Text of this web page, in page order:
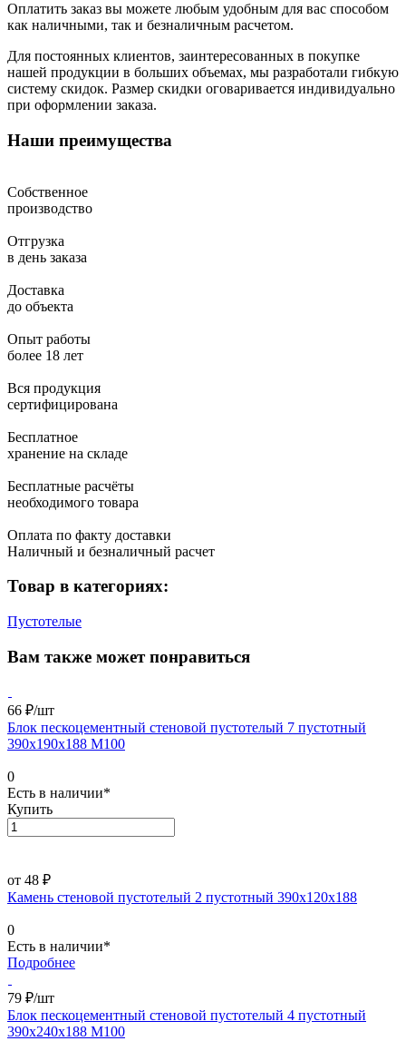
Оплатить заказ вы можете любым удобным для вас способом
как наличными, так и безналичным расчетом.
Для постоянных клиентов, заинтересованных в покупке
нашей продукции в больших объемах, мы разработали гибкую
систему скидок. Размер скидки оговаривается индивидуально
при оформлении заказа.
Наши преимущества
Собственное
производство
Отгрузка
в день заказа
Доставка
до объекта
Опыт работы
более 18 лет
Вся продукция
сертифицирована
Бесплатное
хранение на складе
Бесплатные расчёты
необходимого товара
Оплата по факту доставки
Наличный и безналичный расчет
Товар в категориях:
Пустотелые
Вам также может понравиться
66 ₽/шт
Блок пескоцементный стеновой пустотелый 7 пустотный
390х190х188 М100
0
Есть в наличии*
Купить
от 48 ₽
Камень стеновой пустотелый 2 пустотный 390х120х188
0
Есть в наличии*
Подробнее
79 ₽/шт
Блок пескоцементный стеновой пустотелый 4 пустотный
390х240х188 М100